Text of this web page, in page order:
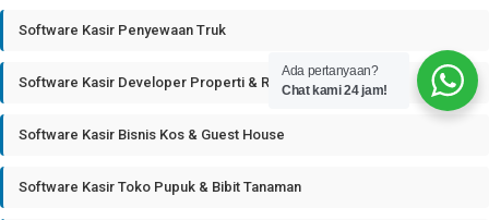
Software Kasir Penyewaan Truk
Software Kasir Developer Properti & Real Estate
Software Kasir Bisnis Kos & Guest House
Software Kasir Toko Pupuk & Bibit Tanaman
Ada pertanyaan?
Chat kami 24 jam!